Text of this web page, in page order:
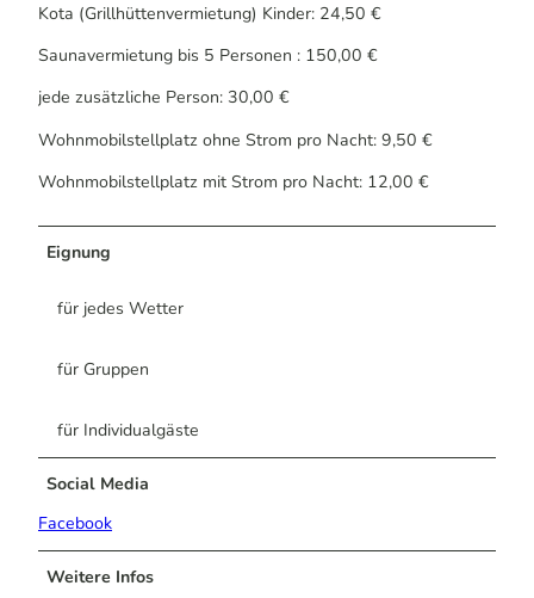
Kota (Grillhüttenvermietung) Kinder: 24,50 €
Saunavermietung bis 5 Personen : 150,00 €
jede zusätzliche Person: 30,00 €
Wohnmobilstellplatz ohne Strom pro Nacht: 9,50 €
Wohnmobilstellplatz mit Strom pro Nacht: 12,00 €
Eignung
für jedes Wetter
für Gruppen
für Individualgäste
Social Media
Facebook
Weitere Infos